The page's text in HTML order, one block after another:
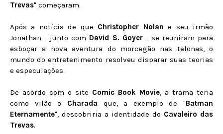
Trevas" começaram.
Após a notícia de que Christopher Nolan e seu irmão
Jonathan - junto com David S. Goyer- se reuniram para
esboçar a nova aventura do morcegão nas telonas, o
mundo do entretenimento resolveu disparar suas teorias
e especulações.
De acordo com o site Comic Book Movie, a trama teria
como vilão o Charada que, a exemplo de "Batman
Eternamente", descobriria a identidade do Cavaleiro das
Trevas.